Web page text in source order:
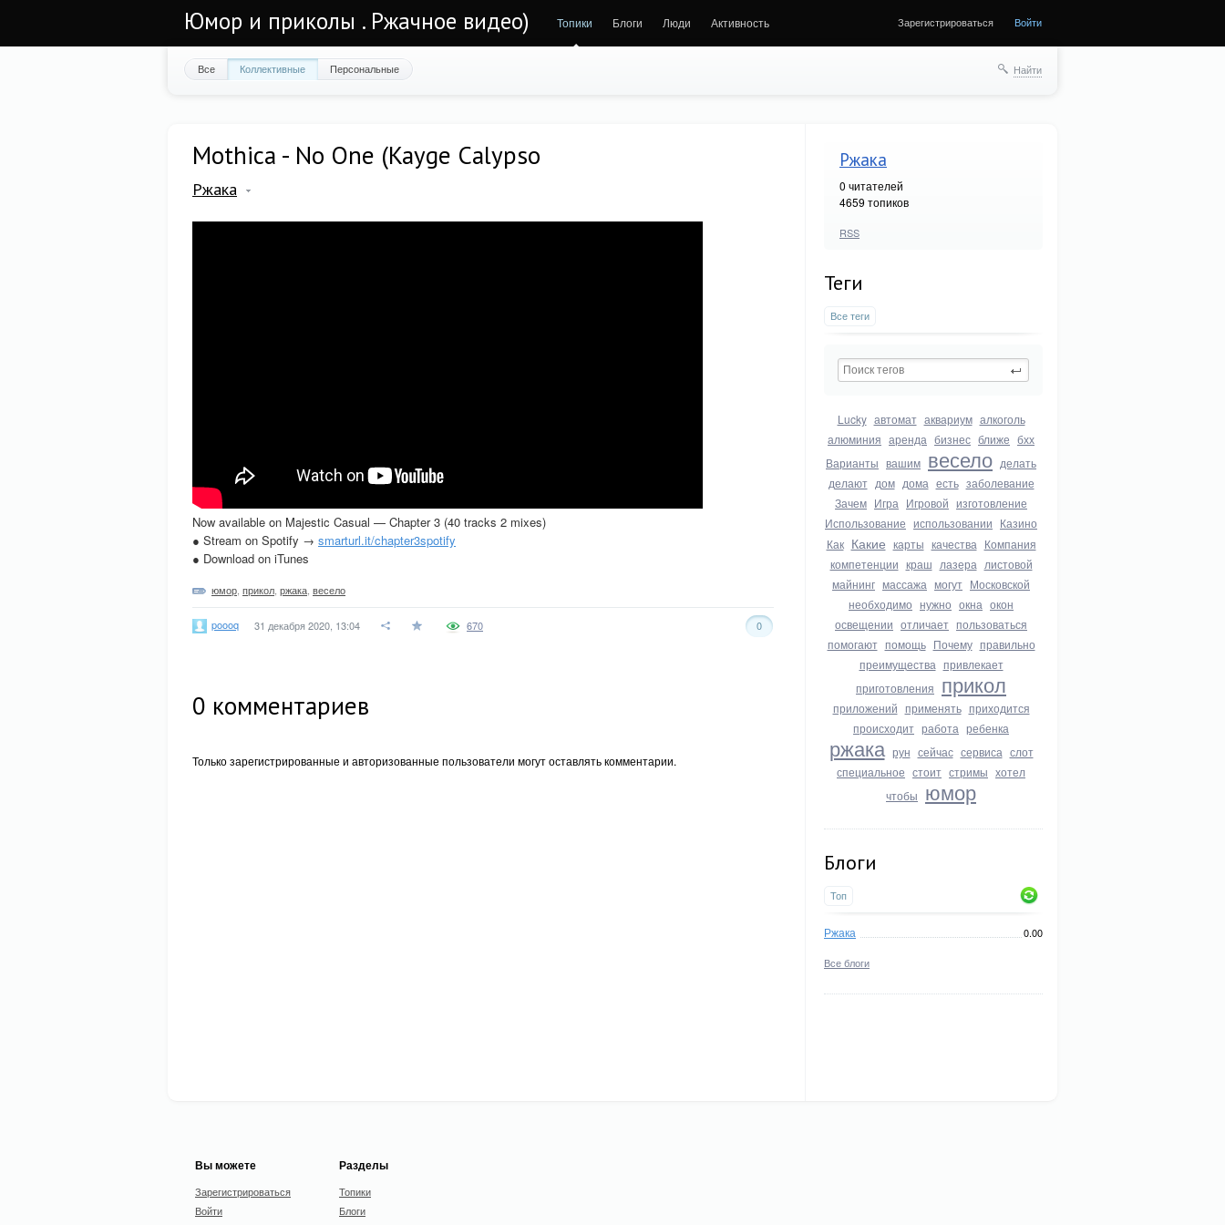
Юмор и приколы . Ржачное видео) Топики Блоги Люди Активность Зарегистрироваться Войти
Все Коллективные Персональные Найти
Ржака
0 читателей
4659 топиков
RSS
Теги
Все теги
Lucky автомат аквариум алкоголь
алюминия аренда бизнес ближе бхх
Варианты вашим весело делать
делают дом дома есть заболевание
Зачем Игра Игровой изготовление
Использование использовании Казино
Как Какие карты качества Компания
компетенции краш лазера листовой
майнинг массажа могут Московской
необходимо нужно окна окон
освещении отличает пользоваться
помогают помощь Почему правильно
преимущества привлекает
приготовления прикол
приложений применять приходится
происходит работа ребенка
ржака рун сейчас сервиса слот
специальное стоит стримы хотел
чтобы юмор
Блоги
Топ
Ржака 0.00
Все блоги
Mothica - No One (Kayge Calypso
Ржака
Now available on Majestic Casual — Chapter 3 (40 tracks 2 mixes)
● Stream on Spotify → smarturl.it/chapter3spotify
● Download on iTunes
юмор прикол ржака весело
poooq 31 декабря 2020, 13:04 0
670
0 комментариев
Только зарегистрированные и авторизованные пользователи могут оставлять комментарии.
Вы можете
Зарегистрироваться
Войти
Разделы
Топики
Блоги